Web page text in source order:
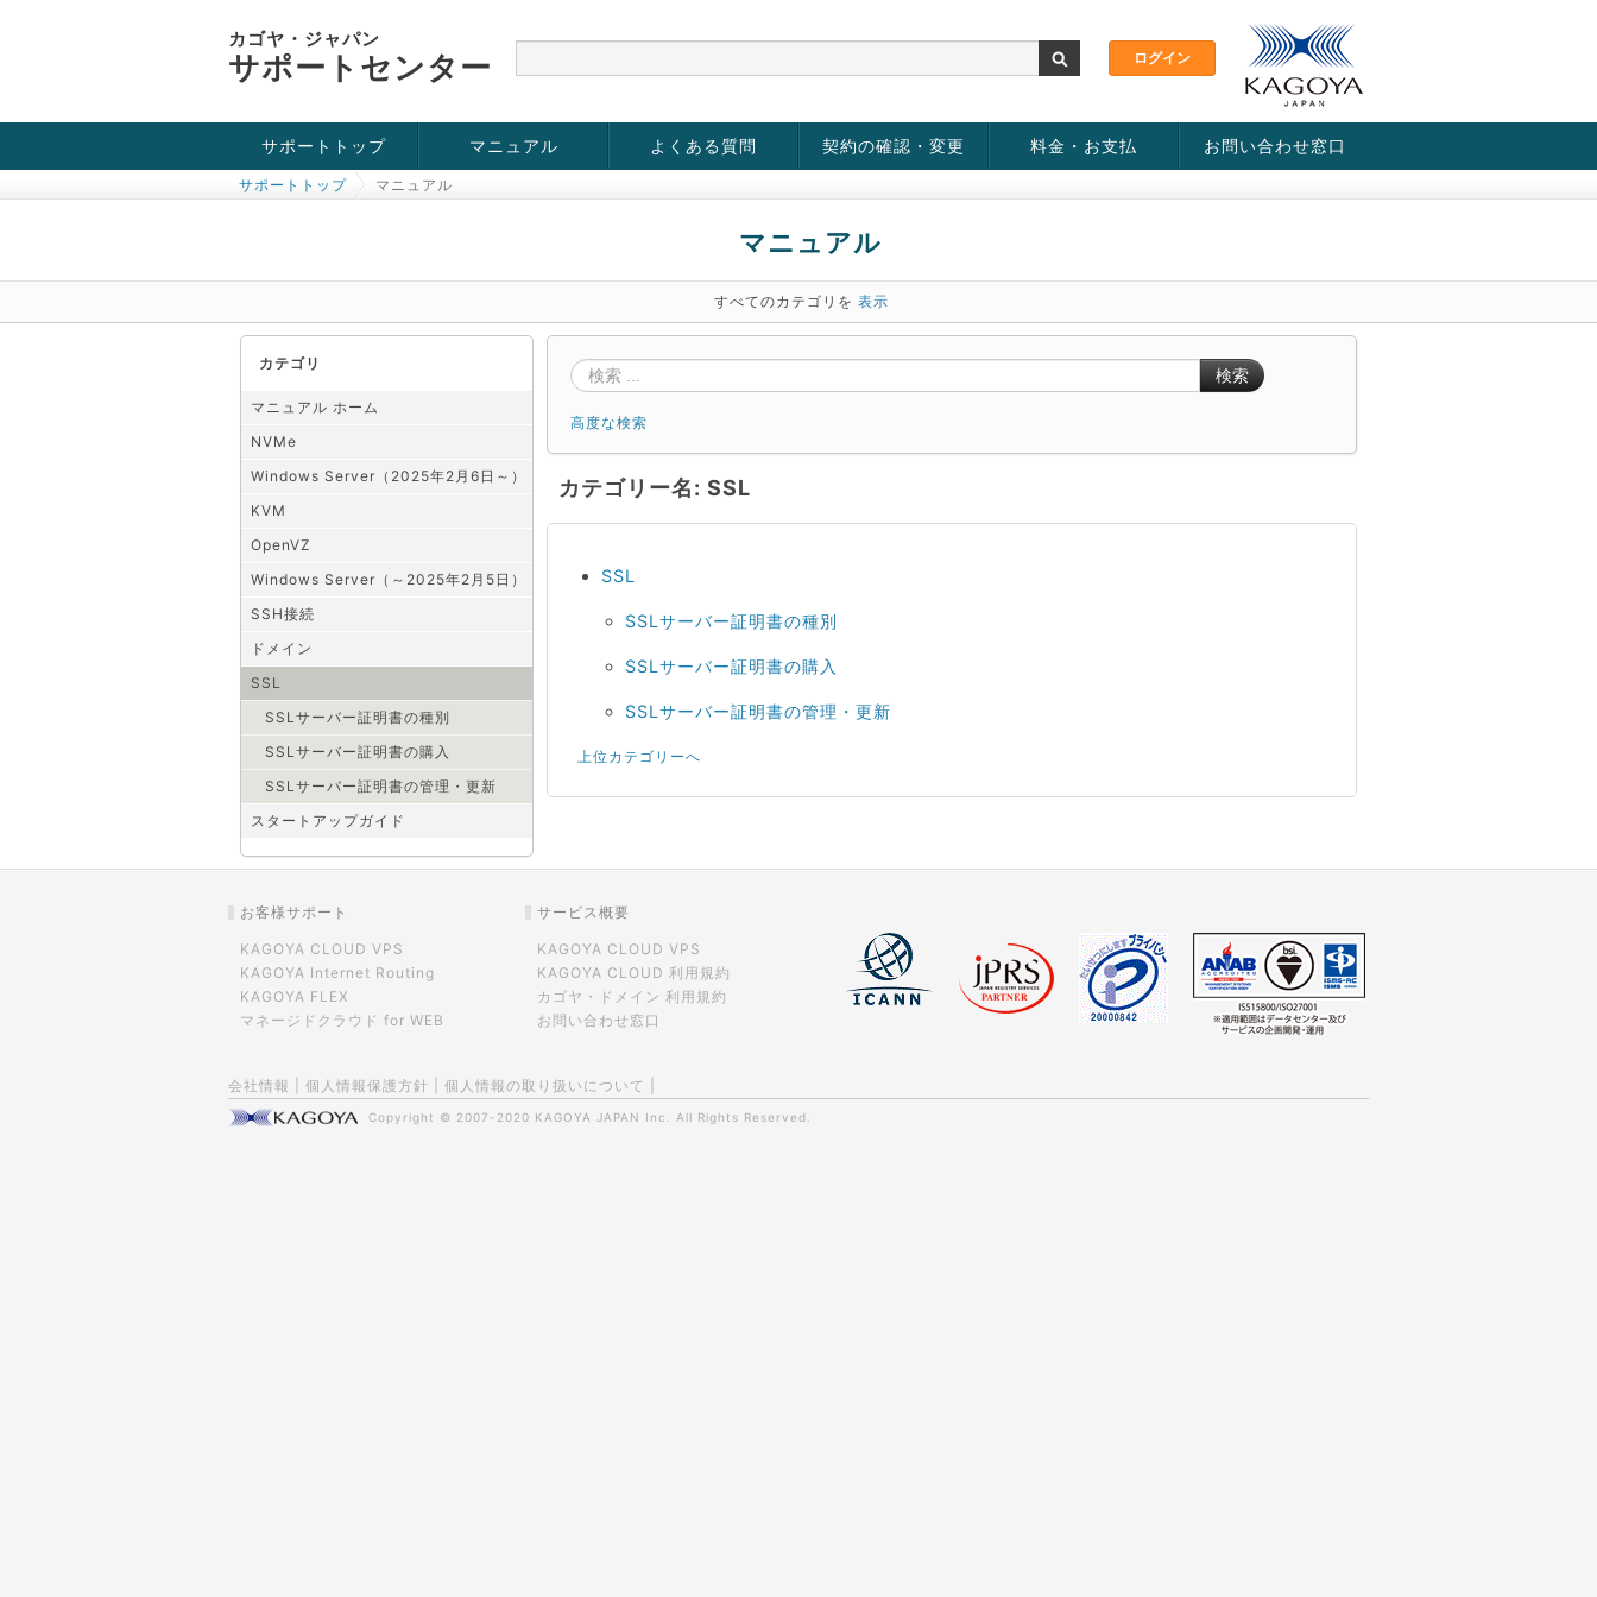
カゴヤ・ジャパン
サポートセンター
サポートトップ
お役立ち情報
チュートリアル
障害・メンテナンス情報
マニュアル
KVM
OpenVZ
Windows Server
SSH接続
ドメイン
SSL
よくある質問 契約の確認・変更 料金・お支払 お問い合わせ窓口
サポートトップ マニュアル
マニュアル
すべてのカテゴリを 表示
カテゴリ
マニュアル ホーム
NVMe
Windows Server（2025年2月6日～）
KVM
OpenVZ
Windows Server（～2025年2月5日）
SSH接続
ドメイン
SSL
SSLサーバー証明書の種別
SSLサーバー証明書の購入
SSLサーバー証明書の管理・更新
スタートアップガイド
検索
高度な検索
カテゴリー名: SSL
SSL
SSLサーバー証明書の種別
SSLサーバー証明書の購入
SSLサーバー証明書の管理・更新
上位カテゴリーへ
お客様サポート
KAGOYA CLOUD VPS
KAGOYA Internet Routing
KAGOYA FLEX
マネージドクラウド for WEB
サービス概要
KAGOYA CLOUD VPS
KAGOYA CLOUD 利用規約
カゴヤ・ドメイン 利用規約
お問い合わせ窓口
会社情報 個人情報保護方針 個人情報の取り扱いについて
Copyright © 2007-2020 KAGOYA JAPAN Inc. All Rights Reserved.